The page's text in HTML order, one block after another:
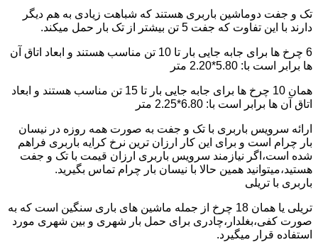
تک و جفت دوماشین باربری هستند که شباهت زیادی به هم دیگر
دارند با این تفاوت که جفت 5 تن بیشتر از تک بار حمل میکند.
6 چرخ ها برای جابه جایی بار تا 10 تن مناسب هستند و ابعاد اتاق آن
ها برابر است با: 5.80*2.20 متر
همان 10 چرخ ها برای جابه جایی بار تا 15 تن مناسب هستند و ابعاد
اتاق آن ها برابر است با: 6.80*2.25 متر
ارائه سرویس باربری با تک و جفت به صورت همه روزه در نیسان
بار چرام است و برای این کار ارزان ترین نرخ کرایه باربری فراهم
شده است،اگر نیازمند سرویس باربری ارزان قیمت با تک و جفت
هستید،میتوانید همین حالا با نیسان بار چرام تماس بگیرید.
باربری با تریلی
تریلی یا همان 18 چرخ از جمله ماشین های باری سنگین است که به
صورت کفی،بغلدار،چادری برای حمل بار شهری و بین شهری مورد
استفاده قرار میگیرد.